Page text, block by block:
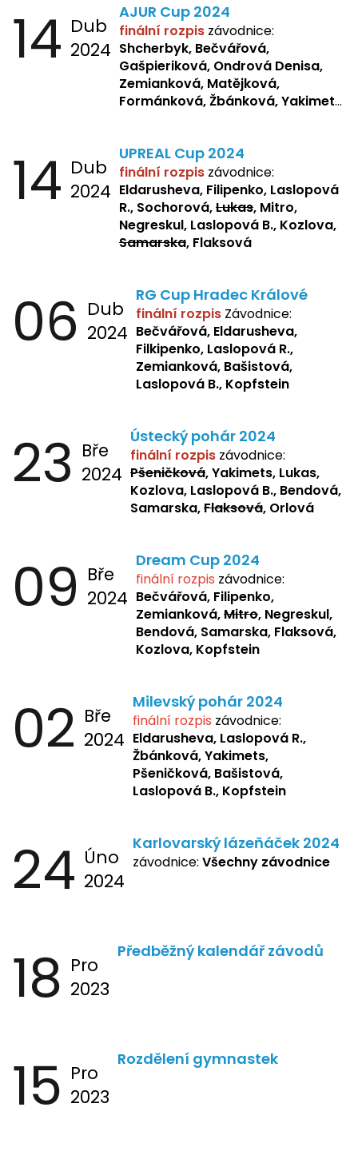
Žbánková, Sochorová
14 Dub
2024
AJUR Cup 2024
finální rozpis závodnice:
Shcherbyk, Bečvářová,
Gašpieriková, Ondrová Denisa,
Zemianková, Matějková,
Formánková, Žbánková, Yakimets,
14 Dub
2024
UPREAL Cup 2024
finální rozpis závodnice:
Eldarusheva, Filipenko, Laslopová
R., Sochorová,Lukas, Mitro,
Negreskul, Laslopová B., Kozlova,
Samarska, Flaksová
06 Dub
2024
RG Cup Hradec Králové
finální rozpis Závodnice:
Bečvářová, Eldarusheva,
Filkipenko, Laslopová R.,
Zemianková, Bašistová,
Laslopová B., Kopfstein
23 Bře
2024
Ústecký pohár 2024
finální rozpis závodnice:
Pšeničková, Yakimets, Lukas,
Kozlova, Laslopová B., Bendová,
Samarska,Flaksová, Orlová
09 Bře
2024
Dream Cup 2024
finální rozpis závodnice:
Bečvářová, Filipenko,
Zemianková,Mitro, Negreskul,
Bendová, Samarska, Flaksová,
Kozlova, Kopfstein
02 Bře
2024
Milevský pohár 2024
finální rozpis závodnice:
Eldarusheva, Laslopová R.,
Žbánková, Yakimets,
Pšeničková, Bašistová,
Laslopová B., Kopfstein
24 Úno
2024
Karlovarský lázeňáček 2024
závodnice: Všechny závodnice
18 Pro
2023
Předběžný kalendář závodů
15 Pro
2023
Rozdělení gymnastek